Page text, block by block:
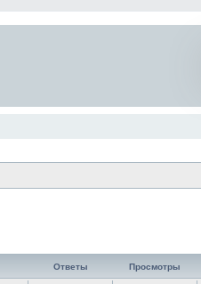
Ответы Просмотры